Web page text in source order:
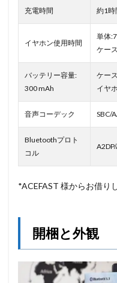
充電時間 約1時
イヤホン使用時間
単体
ケー
バッテリー容量:
300 mAh
ケー
イヤ
音声コーデック SBC/
Bluetoothプロト
コル
*ACEFAST 様からお借り
開梱と外観